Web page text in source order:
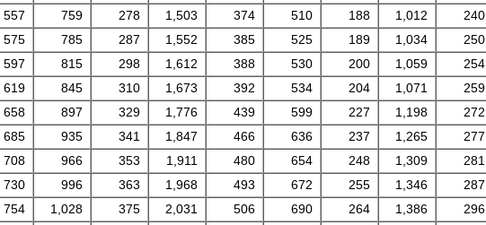
557 759 278 1,503 374 510 188 1,012 240
575 785 287 1,552 385 525 189 1,034 250
597 815 298 1,612 388 530 200 1,059 254
619 845 310 1,673 392 534 204 1,071 259
658 897 329 1,776 439 599 227 1,198 272
685 935 341 1,847 466 636 237 1,265 277
708 966 353 1,911 480 654 248 1,309 281
730 996 363 1,968 493 672 255 1,346 287
754 1,028 375 2,031 506 690 264 1,386 296